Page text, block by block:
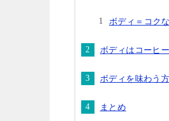
ボディ＝コク
ボディはコーヒ
ボディを味わう
まとめ